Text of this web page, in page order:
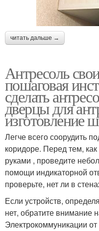
читать дальше →
Антресоль
пошаговая
сделать
дверцы для
изготовление
Легче всего соорудить
коридоре. Перед тем,
руками , проведите
помощи индикаторной
проверьте, нет ли в
Если устройств,
нет, обратите внимание
Электрокоммуникации